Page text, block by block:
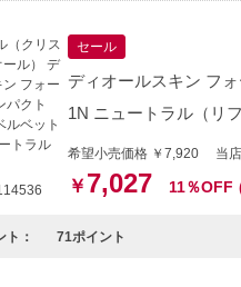
セール
ディオールスキン フ
1N ニュートラル（リフ
希望小売価格 ￥7,920 当
￥ 7,027 11％OFF
ト： 71ポイント